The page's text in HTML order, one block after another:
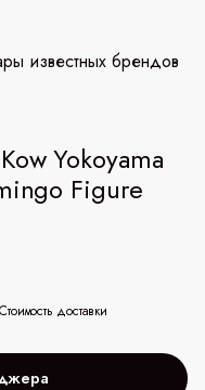
известных брендов
Yokoyama
Figure
доставки